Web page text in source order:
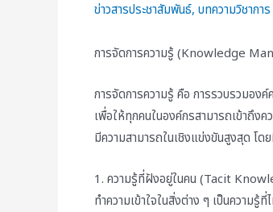
ข่าวสารประชาสัมพันธ์, บทความวิชาการ
การจัดการความรู้ (Knowledge
การจัดการความรู้ คือ การรวบรวมอง
เพื่อให้ทุกคนในองค์กรสามารถเข้าถึง
มีความสามารถในเชิงแข่งขันสูงสุด โด
1. ความรู้ที่ฝังอยู่ในคน (Tacit
ทำความเข้าใจในสิ่งต่าง ๆ เป็นความ